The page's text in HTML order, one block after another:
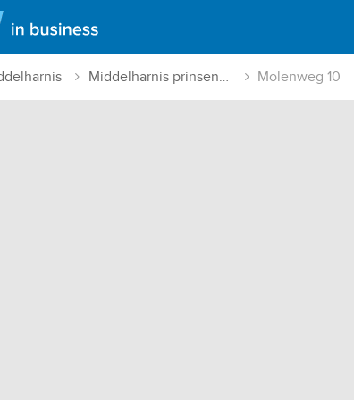
Middelharnis prinsenkwartier Molenweg 10